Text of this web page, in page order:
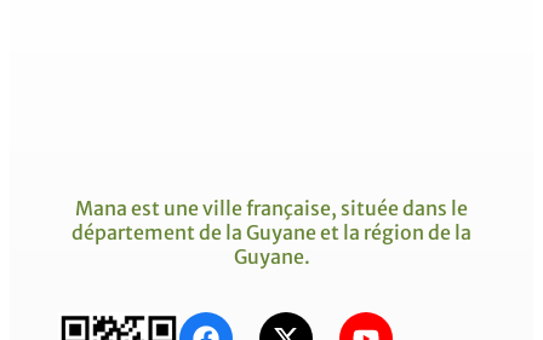
Mana est une ville française, située dans le
département de la Guyane et la région de la
Guyane.